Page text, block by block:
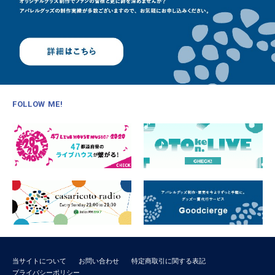
FOLLOW ME!
当サイトについて お問い合わせ
特定商取引に関する表記
プライバシーポリシー